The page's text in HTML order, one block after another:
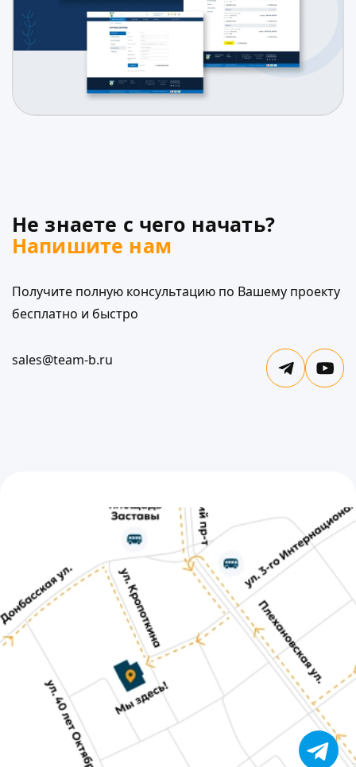
Не знаете с чего начать?
Напишите нам
Получите полную консультацию по Вашему проекту
бесплатно и быстро
sales@team-b.ru